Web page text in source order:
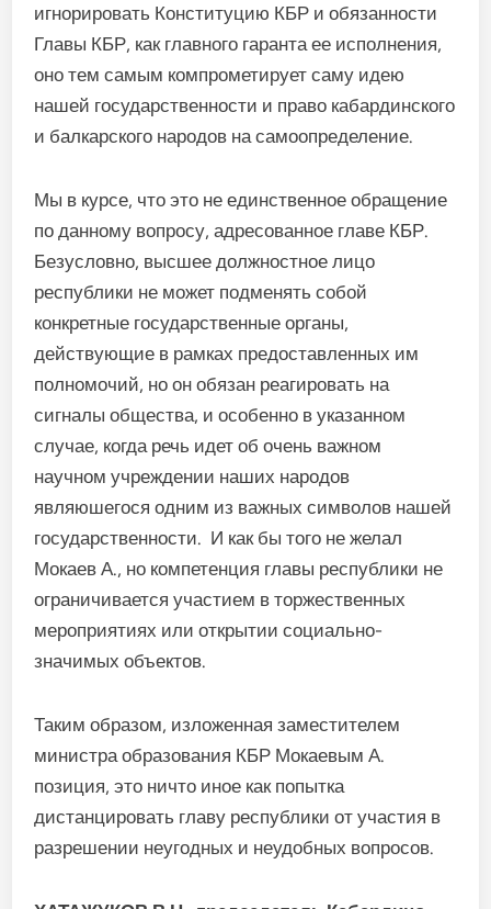
игнорировать Конституцию КБР и обязанности
Главы КБР, как главного гаранта ее исполнения,
оно тем самым компрометирует саму идею
нашей государственности и право кабардинского
и балкарского народов на самоопределение.
Мы в курсе, что это не единственное обращение
по данному вопросу, адресованное главе КБР.
Безусловно, высшее должностное лицо
республики не может подменять собой
конкретные государственные органы,
действующие в рамках предоставленных им
полномочий, но он обязан реагировать на
сигналы общества, и особенно в указанном
случае, когда речь идет об очень важном
научном учреждении наших народов
являюшегося одним из важных символов нашей
государственности. И как бы того не желал
Мокаев А., но компетенция главы республики не
ограничивается участием в торжественных
мероприятиях или открытии социально-
значимых объектов.
Таким образом, изложенная заместителем
министра образования КБР Мокаевым А.
позиция, это ничто иное как попытка
дистанцировать главу республики от участия в
разрешении неугодных и неудобных вопросов.